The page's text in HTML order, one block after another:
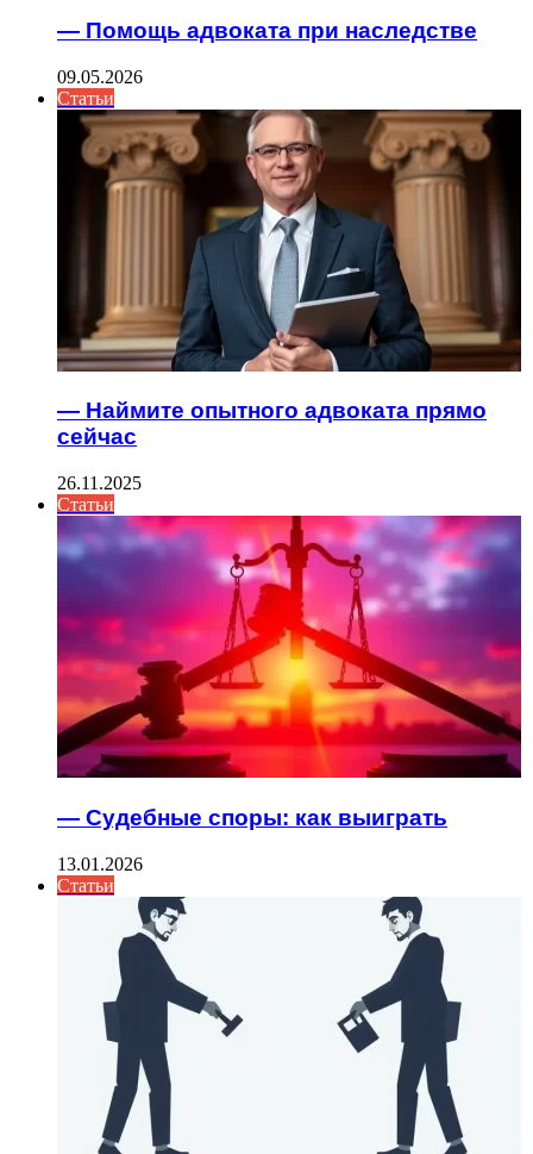
— Помощь адвоката при наследстве
09.05.2026
Статьи
— Наймите опытного адвоката прямо
сейчас
26.11.2025
Статьи
— Судебные споры: как выиграть
13.01.2026
Статьи